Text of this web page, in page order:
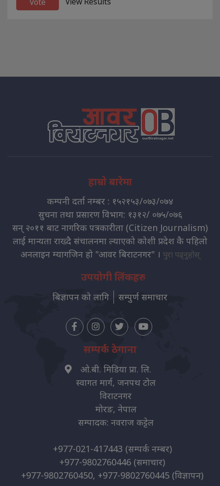
हाम्रो बारेमा
कम्पनी दर्ता नम्बर : १५२१५३/०७३/०७४
सुचना तथा प्रसारण विभाग: १३१२/ ०७५/०७६
सन् २०११ बाट नागरिक पत्रकारीता (Citizen Journalism)
लाई मान्यता राख्दै संचालनमा ल्याएको कोशी प्रदेश कै पहिलो
अनलाइन म्यागजिन हो "आवर बिराटनगर" । पुरा पढ्नुहोस्
उपयोगी लिंकहरु
बिज्ञापन को लागि सम्पुर्ण समाचार
सम्पर्क ठेगाना
ओ.बी. मिडिया प्रा. लि.
स्वागत मार्ग, जनपथ टोल
विराटनगर
मोरङ, नेपाल
सम्पादक: नवराज कट्टेल
+977-021-417443 (सम्पर्क नम्बर)
+977-9802760446 (समाचार)
+977-9802760450, +977-9802760445 (विज्ञापन)